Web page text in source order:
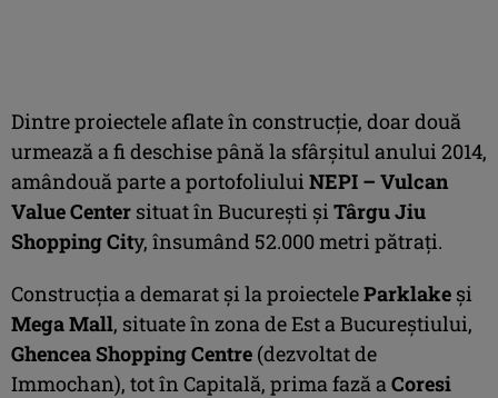
Dintre proiectele aflate în construcţie, doar două
urmează a fi deschise până la sfârşitul anului 2014,
amândouă parte a portofoliuluiNEPI – Vulcan
Value Center situat în Bucureşti şiTârgu Jiu
Shopping City, însumând 52.000 metri pătraţi.
Construcţia a demarat şi la proiecteleParklake şi
Mega Mall, situate în zona de Est a Bucureştiului,
Ghencea Shopping Centre (dezvoltat de
Immochan), tot în Capitală, prima fază aCoresi